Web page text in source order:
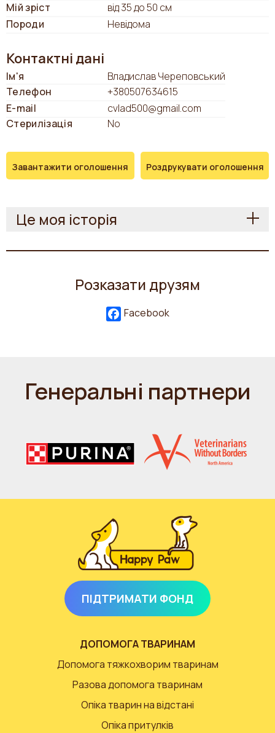
Мій зріст
від 35 до 50 см
Породи
Невідома
Контактні дані
Ім'я
Владислав Череповський
Телефон
+380507634615
E-mail
cvlad500@gmail.com
Стерилізація
No
Завантажити оголошення Роздрукувати оголошення
Це моя історія
Розказати друзям
Facebook
Генеральні партнери
ПІДТРИМАТИ ФОНД
ДОПОМОГА ТВАРИНАМ
Допомога тяжкохворим тваринам
Разова допомога тваринам
Опіка тварин на відстані
Опіка притулків